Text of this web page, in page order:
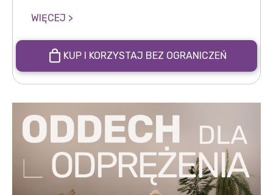
WIĘCEJ >
KUP I KORZYSTAJ BEZ OGRANICZEŃ